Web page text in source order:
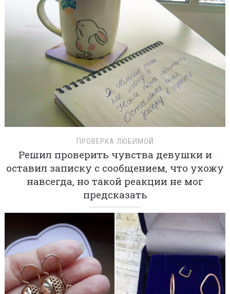
ПРОВЕРКА ЛЮБИМОЙ
Решил проверить чувства девушки и
оставил записку с сообщением, что ухожу
навсегда, но такой реакции не мог
предсказать